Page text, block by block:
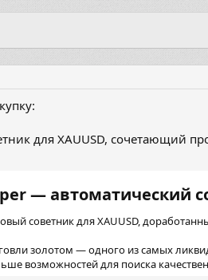
для XAUUSD, сочетающий
— автоматический
советник для XAUUSD,
золотом — одного из самых
возможностей для поиска